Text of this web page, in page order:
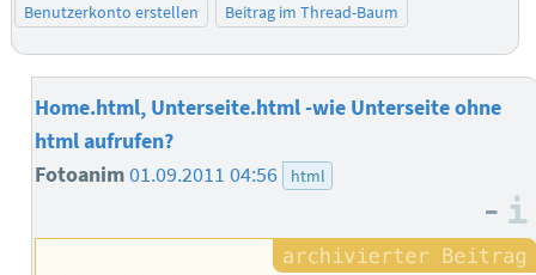
Benutzerkonto erstellen
Beitrag im Thread-Baum
Home.html, Unterseite.html -wie Unterseite ohne
html aufrufen?
Fotoanim01.09.2011 04:56 html
–